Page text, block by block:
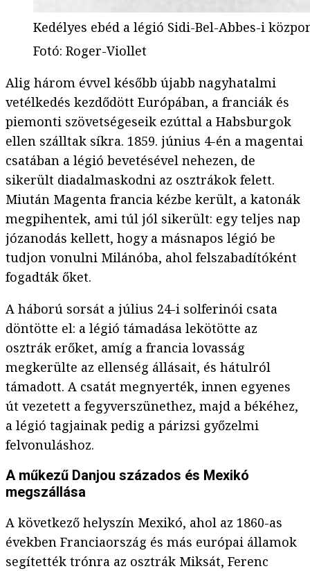
Kedélyes ebéd a légió Sidi-Bel-Abbes-i
Fotó: Roger-Viollet
Alig három évvel később újabb nagyhatalmi
vetélkedés kezdődött Európában, a franciák és
piemonti szövetségeseik ezúttal a Habsburgok
ellen szálltak síkra. 1859. június 4-én a magentai
csatában a légió bevetésével nehezen, de
sikerült diadalmaskodni az osztrákok felett.
Miután Magenta francia kézbe került, a katonák
megpihentek, ami túl jól sikerült: egy teljes nap
józanodás kellett, hogy a másnapos légió be
tudjon vonulni Milánóba, ahol felszabadítóként
fogadták őket.
A háború sorsát a július 24-i solferinói csata
döntötte el: a légió támadása lekötötte az
osztrák erőket, amíg a francia lovasság
megkerülte az ellenség állásait, és hátulról
támadott. A csatát megnyerték, innen egyenes
út vezetett a fegyverszünethez, majd a békéhez,
a légió tagjainak pedig a párizsi győzelmi
felvonuláshoz.
A műkezű Danjou százados és Mexikó
megszállása
A következő helyszín Mexikó, ahol az 1860-as
években Franciaország és más európai államok
segítették trónra az osztrák Miksát, Ferenc